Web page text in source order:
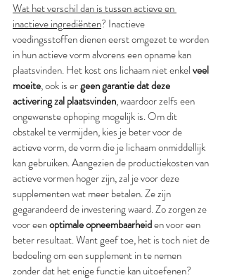
Wat het verschil dan is tussen actieve en
inactieve ingrediënten? Inactieve
voedingsstoffen dienen eerst omgezet te worden
in hun actieve vorm alvorens een opname kan
plaatsvinden. Het kost ons lichaam niet enkel veel
moeite, ook is er geen garantie dat deze
activering zal plaatsvinden, waardoor zelfs een
ongewenste ophoping mogelijk is. Om dit
obstakel te vermijden, kies je beter voor de
actieve vorm, de vorm die je lichaam onmiddellijk
kan gebruiken. Aangezien de productiekosten van
actieve vormen hoger zijn, zal je voor deze
supplementen wat meer betalen. Ze zijn
gegarandeerd de investering waard. Zo zorgen ze
voor een optimale opneembaarheid en voor een
beter resultaat. Want geef toe, het is toch niet de
bedoeling om een supplement in te nemen
zonder dat het enige functie kan uitoefenen?